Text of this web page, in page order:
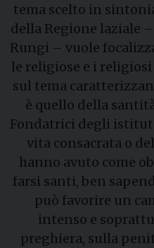
tema scelto in
della Regione laziale
Rungi – vuole
le religiose e i religiosi
sul tema
è quello della
Fondatrici degli
vita consacrata o
hanno avuto come
farsi santi, ben
può favorire un
intenso e
preghiera, sulla